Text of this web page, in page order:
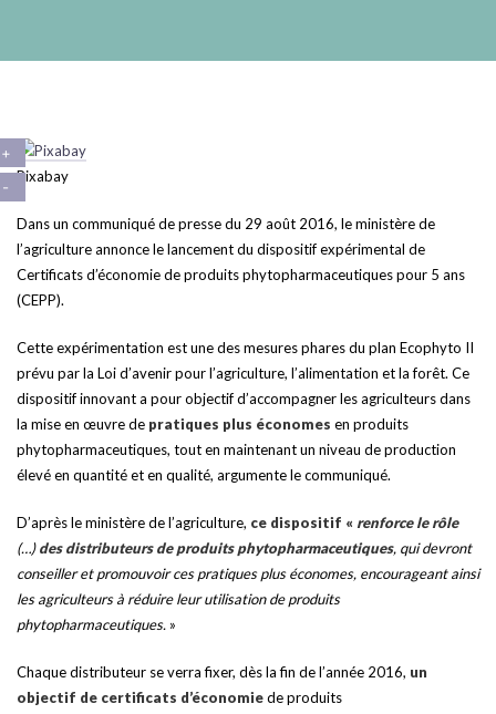
Pixabay
Dans un communiqué de presse du 29 août 2016, le ministère de
l’agriculture annonce le lancement du dispositif expérimental de
Certificats d’économie de produits phytopharmaceutiques pour 5 ans
(CEPP).
Cette expérimentation est une des mesures phares du plan Ecophyto II
prévu par la Loi d’avenir pour l’agriculture, l’alimentation et la forêt. Ce
dispositif innovant a pour objectif d’accompagner les agriculteurs dans
la mise en œuvre de pratiques plus économes en produits
phytopharmaceutiques, tout en maintenant un niveau de production
élevé en quantité et en qualité, argumente le communiqué.
D’après le ministère de l’agriculture, ce dispositif « renforce le rôle
(…)des distributeurs de produits phytopharmaceutiques, qui devront
conseiller et promouvoir ces pratiques plus économes, encourageant ainsi
les agriculteurs à réduire leur utilisation de produits
phytopharmaceutiques. »
Chaque distributeur se verra fixer, dès la fin de l’année 2016, un
objectif de certificats d’économiede produits